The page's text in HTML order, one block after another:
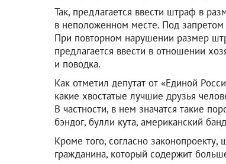
Так, предлагается ввести штраф в
в неположенном месте. Под
При повторном нарушении размер
предлагается ввести в отношении
и поводка.
Как отметил депутат от «Единой
какие хвостатые лучшие друзья
В частности, в нем значатся такие
бэндог, булли кута, американский
Кроме того, согласно законопроекту,
гражданина, который содержит